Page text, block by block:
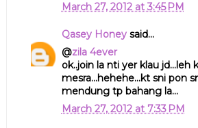
March 27, 2012 at 3:45 PM
Qasey Honeysaid...
@zila 4ever
ok..join la nti yer klau jd...leh
mesra...hehehe...kt sni pon
mendung tp bahang la...
March 27, 2012 at 7:33 PM